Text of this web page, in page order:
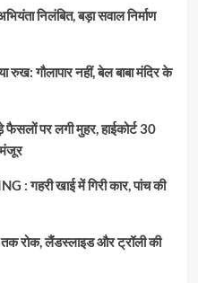
निलंबित, बड़ा सवाल निर्माण
रुख: गौलापार नहीं, बेल बाबा मंदिर के
पर लगी मुहर, हाईकोर्ट 30
गहरी खाई में गिरी कार, पांच की
रोक, लैंडस्लाइड और ट्रॉली की